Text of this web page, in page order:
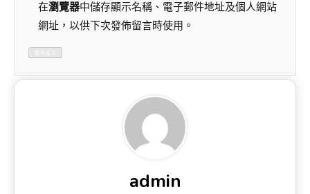
在瀏覽器中儲存顯示名稱、電子郵件地址及個人網站
網址，以供下次發佈留言時使用。
admin